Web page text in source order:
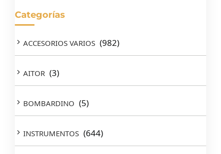
Categorías
ACCESORIOS VARIOS (982)
AITOR (3)
BOMBARDINO (5)
INSTRUMENTOS (644)